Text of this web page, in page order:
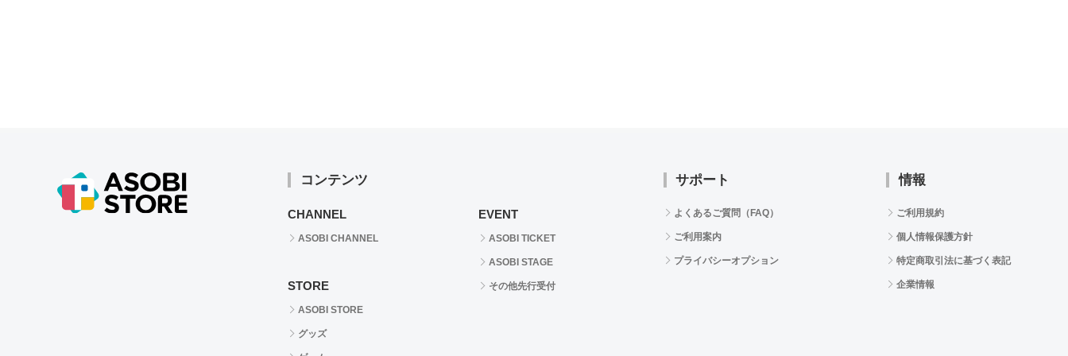
コンテンツ
CHANNEL
ASOBI CHANNEL
STORE
ASOBI STORE
グッズ
EVENT
ASOBI TICKET
ASOBI STAGE
その他先行受付
サポート
よくあるご質問（FAQ）
ご利用案内
プライバシーオプション
情報
ご利用規約
個人情報保護方針
特定商取引法に基づく表記
企業情報